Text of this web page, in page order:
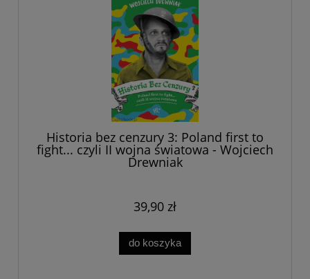
Historia bez cenzury 3: Poland first to
fight... czyli II wojna światowa - Wojciech
Drewniak
39,90 zł
do koszyka